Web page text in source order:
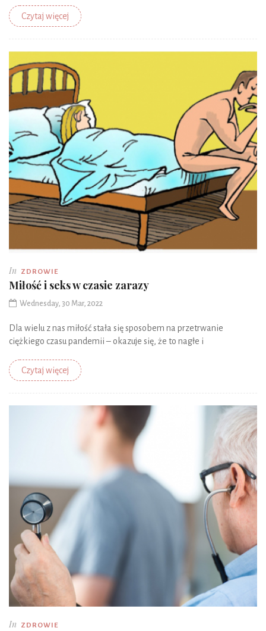
Czytaj więcej
In ZDROWIE
Miłość i seks w czasie zarazy
Wednesday, 30 Mar, 2022
Dla wielu z nas miłość stała się sposobem na przetrwanie
ciężkiego czasu pandemii – okazuje się, że to nagłe i
Czytaj więcej
In ZDROWIE